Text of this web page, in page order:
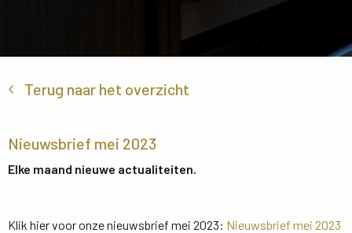
Terug naar het overzicht
Nieuwsbrief mei 2023
Elke maand nieuwe actualiteiten.
Klik hier voor onze nieuwsbrief mei 2023: Nieuwsbrief mei 2023